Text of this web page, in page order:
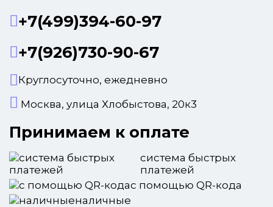
+7(499)394-60-97
+7(926)730-90-67
Круглосуточно, ежедневно
Москва, улица Хлобыстова, 20к3
Принимаем к оплате
система быстрых
платежей
с помощью QR-кода
наличные